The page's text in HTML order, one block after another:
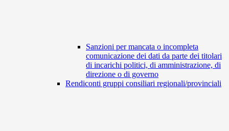
Sanzioni per mancata o incompleta
comunicazione dei dati da parte dei titolari
di incarichi politici, di amministrazione, di
direzione o di governo
Rendiconti gruppi consiliari regionali/provinciali